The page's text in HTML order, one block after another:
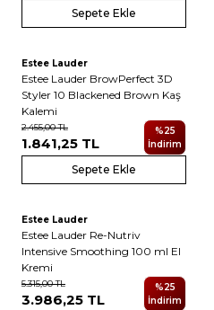
Sepete Ekle
Estee Lauder
Estee Lauder BrowPerfect 3D
Styler 10 Blackened Brown Kaş
Kalemi
2.455,00TL
1.841,25 TL
%25
İndirim
Sepete Ekle
Estee Lauder
Estee Lauder Re-Nutriv
Intensive Smoothing 100 ml El
Kremi
5.315,00TL
3.986,25 TL
%25
İndirim